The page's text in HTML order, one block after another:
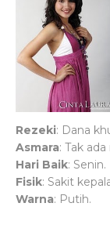
Rezeki: Dana
Asmara: Tak
Hari Baik: Senin.
Fisik: Sakit
Warna: Putih.